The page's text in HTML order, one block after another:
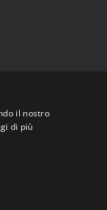
il nostro
di più